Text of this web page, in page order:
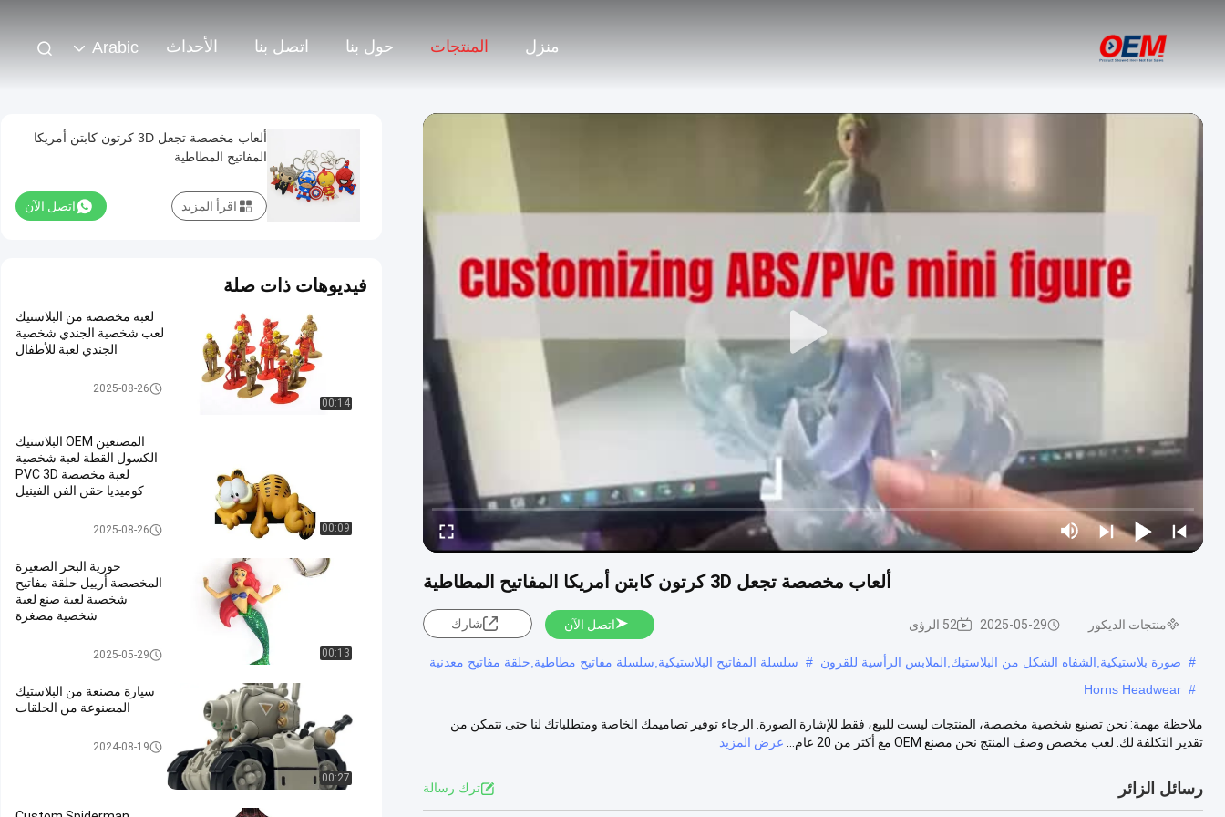
منزل المنتجات حول بنا اتصل بنا الأحداث Arabic
ألعاب مخصصة تجعل 3D كرتون كابتن أمريكا المفاتيح المطاطية
منتجات الديكور 2025-05-29 52 الرؤى اتصل الآن شارك
# صورة بلاستيكية,الشفاه الشكل من البلاستيك,الملابس الرأسية للقرون # سلسلة المفاتيح البلاستيكية,سلسلة مفاتيح مطاطية,حلقة مفاتيح معدنية
#
Horns Headwear
ملاحظة مهمة: نحن تصنيع شخصية مخصصة، المنتجات ليست للبيع، فقط للإشارة الصورة. الرجاء توفير تصاميمك الخاصة ومتطلباتك لنا حتى نتمكن من
تقدير التكلفة لك. لعب مخصص وصف المنتج نحن مصنع OEM مع أكثر من 20 عام...
عرض المزيد
رسائل الزائر ترك رسالة
ألعاب مخصصة تجعل 3D كرتون كابتن أمريكا
المفاتيح المطاطية
اتصل الآن اقرأ المزيد
فيديوهات ذات صلة
00:14
لعبة مخصصة من البلاستيك
لعب شخصية الجندي شخصية
الجندي لعبة للأطفال
2025-08-26
00:09
المصنعين OEM البلاستيك
الكسول القطة لعبة شخصية
لعبة مخصصة PVC 3D
كوميديا حقن الفن الفينيل
الحيوانات البلاستيكية/لعبة نموذج ا
2025-08-26
00:13
حورية البحر الصغيرة
المخصصة أرييل حلقة مفاتيح
شخصية لعبة صنع لعبة
شخصية مصغرة
2025-05-29
00:27
سيارة مصنعة من البلاستيك
المصنوعة من الحلقات
2024-08-19